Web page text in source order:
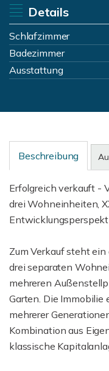
Details
Schlafzimmer
Badezimmer
Ausstattung
Beschreibung
Erfolgreich verkauft -
drei Wohneinheiten,
Zum Verkauf steht
drei separaten
mehreren
Garten. Die Immobilie
mehrerer
Kombination aus
klassische